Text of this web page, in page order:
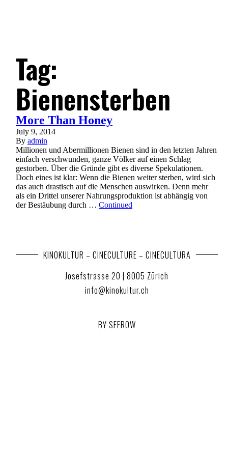
Tag:
Bienensterben
More Than Honey
July 9, 2014
By admin
Millionen und Abermillionen Bienen sind in den letzten Jahren
einfach verschwunden, ganze Völker auf einen Schlag
gestorben. Über die Gründe gibt es diverse Spekulationen.
Doch eines ist klar: Wenn die Bienen weiter sterben, wird sich
das auch drastisch auf die Menschen auswirken. Denn mehr
als ein Drittel unserer Nahrungsproduktion ist abhängig von
der Bestäubung durch … Continued
KINOKULTUR – CINECULTURE – CINECULTURA
Josefstrasse 20 | 8005 Zürich
info@kinokultur.ch
BY SEEROW